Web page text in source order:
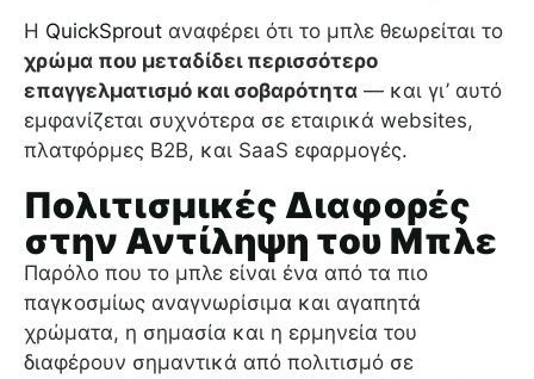
Η QuickSprout αναφέρει ότι το μπλε θεωρείται το
χρώμα που μεταδίδει περισσότερο
επαγγελματισμό και σοβαρότητα — και γι’ αυτό
εμφανίζεται συχνότερα σε εταιρικά websites,
πλατφόρμες B2B, και SaaS εφαρμογές.
Πολιτισμικές Διαφορές
στην Αντίληψη του Μπλε
Παρόλο που το μπλε είναι ένα από τα πιο
παγκοσμίως αναγνωρίσιμα και αγαπητά
χρώματα, η σημασία και η ερμηνεία του
διαφέρουν σημαντικά από πολιτισμό σε